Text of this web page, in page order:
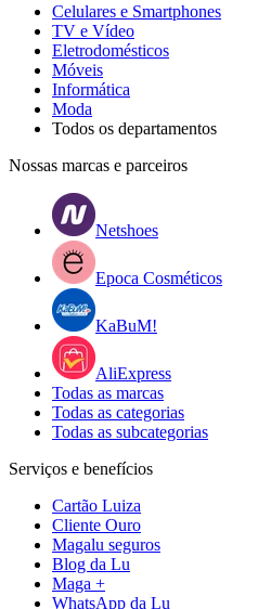
Celulares e Smartphones
TV e Vídeo
Eletrodomésticos
Móveis
Informática
Moda
Todos os departamentos
Nossas marcas e parceiros
Netshoes
Epoca Cosméticos
KaBuM!
AliExpress
Todas as marcas
Todas as categorias
Todas as subcategorias
Serviços e benefícios
Cartão Luiza
Cliente Ouro
Magalu seguros
Blog da Lu
Maga +
WhatsApp da Lu